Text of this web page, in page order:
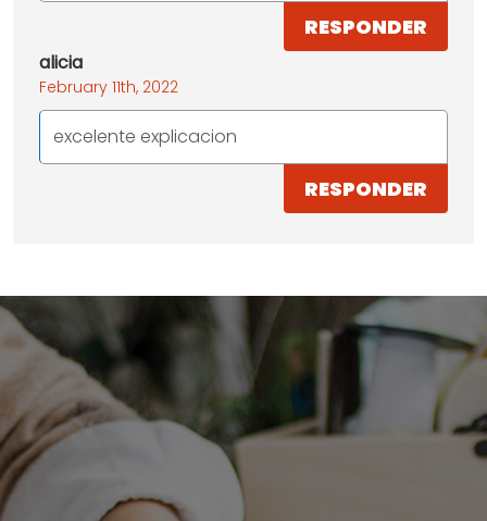
RESPONDER
alicia
February 11th, 2022
excelente explicacion
RESPONDER